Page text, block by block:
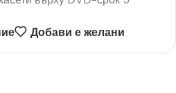
Добави е желани